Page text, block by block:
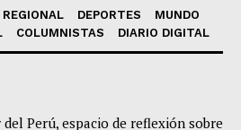
REGIONAL DEPORTES
MUNDO
COLUMNISTAS DIARIO DIGITAL
Perú, espacio de reflexión sobre